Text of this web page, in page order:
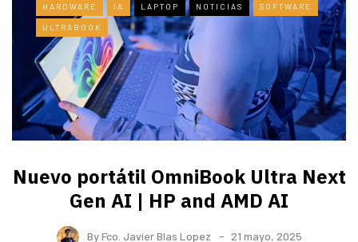
HARDWARE IA LAPTOP NOTICIAS SOFTWARE
ULTRABOOK
Nuevo portátil OmniBook Ultra ​Next
Gen AI | HP and AMD AI
ByFco. Javier Blas Lopez 21 mayo, 2025